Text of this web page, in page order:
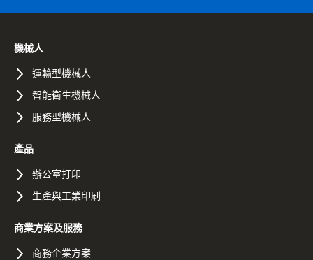
機械人
運輸型機械人
智能衛生機械人
服務型機械人
產品
辦公室打印
生產與工業印刷
商業方案及服務
商務企業方案